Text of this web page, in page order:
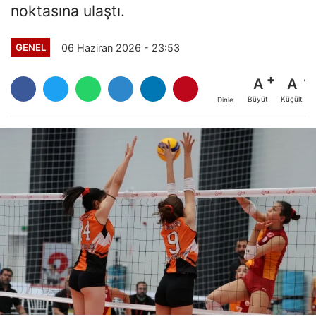
noktasına ulaştı.
GENEL 06 Haziran 2026 - 23:53
Dinle
A
Büyüt
A
Küçült